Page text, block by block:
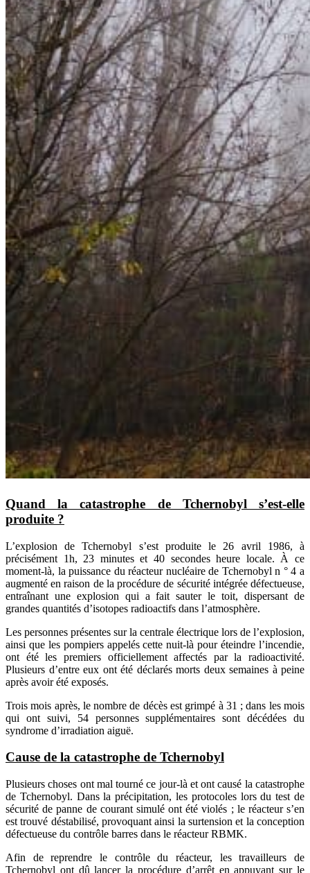
Quand la catastrophe de Tchernobyl s’est-elle
produite ?
L’explosion de Tchernobyl s’est produite le 26 avril 1986, à
précisément 1h, 23 minutes et 40 secondes heure locale. À ce
moment-là, la puissance du réacteur nucléaire de Tchernobyl n ° 4 a
augmenté en raison de la procédure de sécurité intégrée défectueuse,
entraînant une explosion qui a fait sauter le toit, dispersant de
grandes quantités d’isotopes radioactifs dans l’atmosphère.
Les personnes présentes sur la centrale électrique lors de l’explosion,
ainsi que les pompiers appelés cette nuit-là pour éteindre l’incendie,
ont été les premiers officiellement affectés par la radioactivité.
Plusieurs d’entre eux ont été déclarés morts deux semaines à peine
après avoir été exposés.
Trois mois après, le nombre de décès est grimpé à 31 ; dans les mois
qui ont suivi, 54 personnes supplémentaires sont décédées du
syndrome d’irradiation aiguë.
Cause de la catastrophe de Tchernobyl
Plusieurs choses ont mal tourné ce jour-là et ont causé la catastrophe
de Tchernobyl. Dans la précipitation, les protocoles lors du test de
sécurité de panne de courant simulé ont été violés ; le réacteur s’en
est trouvé déstabilisé, provoquant ainsi la surtension et la conception
défectueuse du contrôle barres dans le réacteur RBMK.
Afin de reprendre le contrôle du réacteur, les travailleurs de
Tchernobyl ont dû lancer la procédure d’arrêt en appuyant sur le